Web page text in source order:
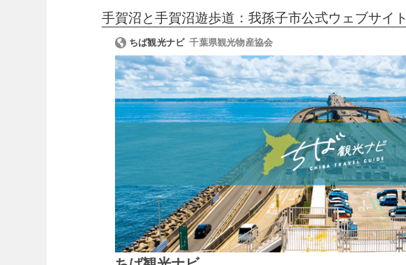
手賀沼と手賀沼遊歩道：我孫子市公式ウェブサイト